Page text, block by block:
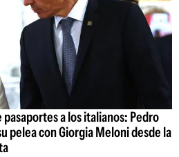
a los italianos: Pedro
pelea con Giorgia Meloni desde la